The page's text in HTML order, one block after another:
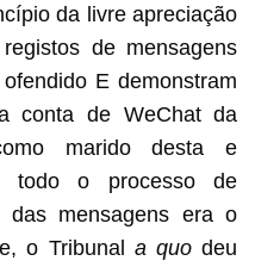
da livre apreciação
de mensagens
E demonstram
conta de WeChat da
marido desta e
todo o processo de
das mensagens era o
o Tribunal a quo deu